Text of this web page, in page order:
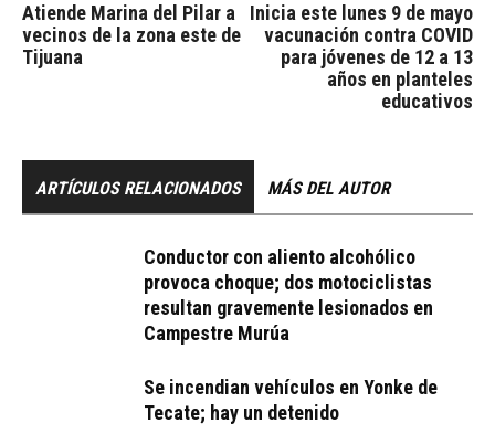
Atiende Marina del Pilar a
vecinos de la zona este de
Tijuana
Inicia este lunes 9 de mayo
vacunación contra COVID
para jóvenes de 12 a 13
años en planteles
educativos
ARTÍCULOS RELACIONADOS MÁS DEL AUTOR
Conductor con aliento alcohólico
provoca choque; dos motociclistas
resultan gravemente lesionados en
Campestre Murúa
Se incendian vehículos en Yonke de
Tecate; hay un detenido